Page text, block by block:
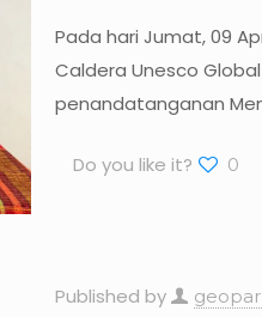
Pada hari Jumat, 09
Caldera Unesco
penandatanganan
Do you like it? 0
Published by